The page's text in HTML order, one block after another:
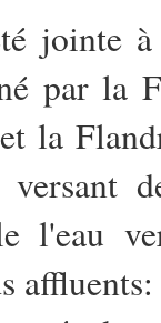
jointe
par la
la
versant
l'eau